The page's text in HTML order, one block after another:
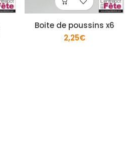
Boite de poussins x6
2,25€